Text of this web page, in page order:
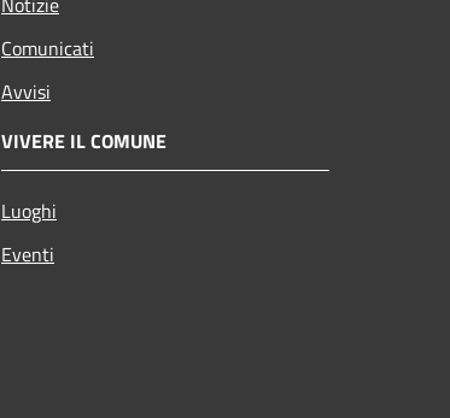
Comunicati
Avvisi
VIVERE IL COMUNE
Luoghi
Eventi